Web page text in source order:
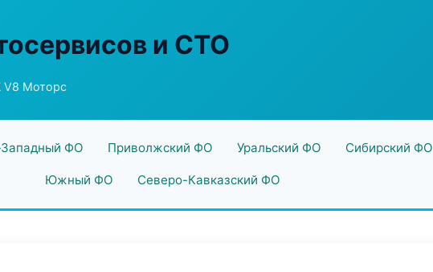
и СТО
V8 Моторс
ФО Приволжский ФО Уральский ФО Сибирский ФО
Южный ФО Северо-Кавказский ФО